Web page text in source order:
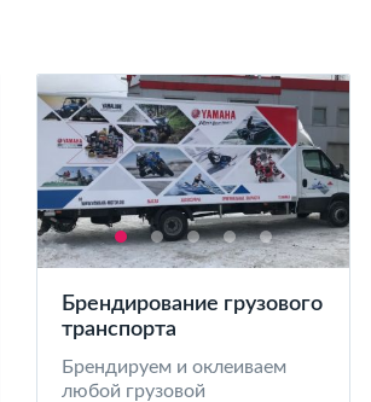
Брендирование грузового
транспорта
Брендируем и оклеиваем
любой грузовой